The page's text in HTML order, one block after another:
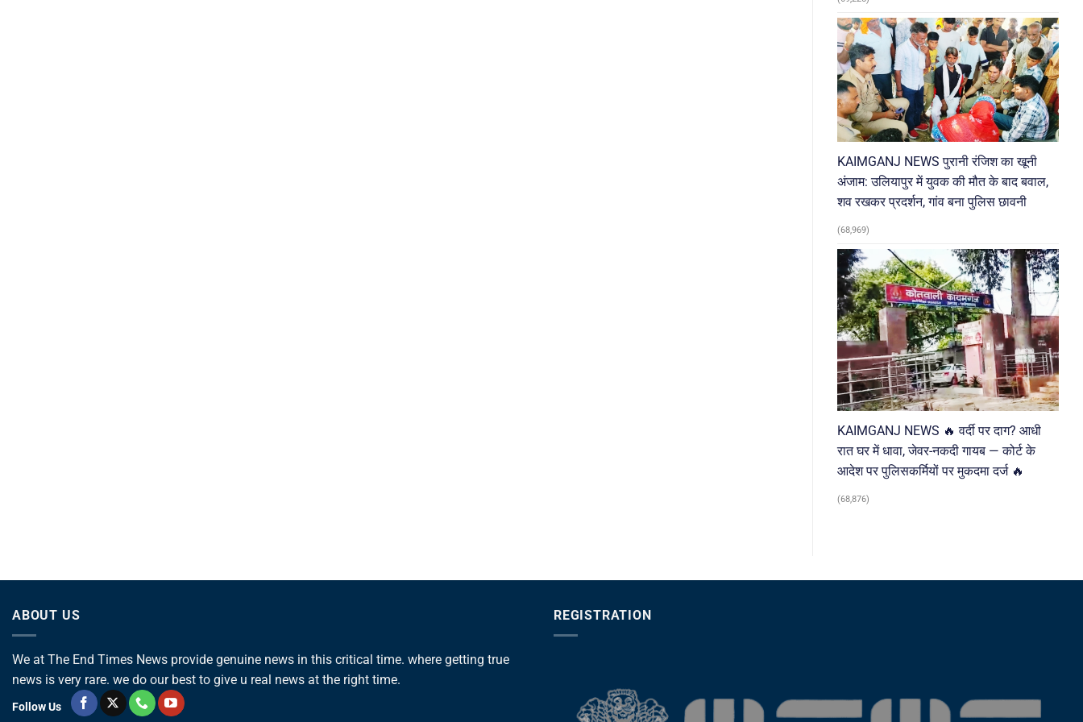
KAIMGANJ NEWS पुरानी रंजिश का खूनी
अंजाम: उलियापुर में युवक की मौत के बाद बवाल,
शव रखकर प्रदर्शन, गांव बना पुलिस छावनी
(68,969)
KAIMGANJ NEWS 🔥 वर्दी पर दाग? आधी
रात घर में धावा, जेवर-नकदी गायब — कोर्ट के
आदेश पर पुलिसकर्मियों पर मुकदमा दर्ज 🔥
(68,876)
ABOUT US
We at The End Times News provide genuine news in this critical time. where getting true
news is very rare. we do our best to give u real news at the right time.
Follow Us
REGISTRATION